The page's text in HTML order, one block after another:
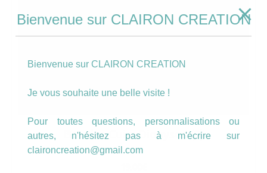
Boucles Cuirs Dionysos (9)
Bienvenue sur CLAIRON CREATION
Bienvenue sur CLAIRON CREATION
Je vous souhaite une belle visite !
Pour toutes questions, personnalisations ou
autres, n'hésitez pas à m'écrire sur
claironcreation@gmail.com